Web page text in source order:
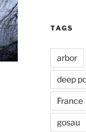
TAGS
arbor
deep
France
gosau